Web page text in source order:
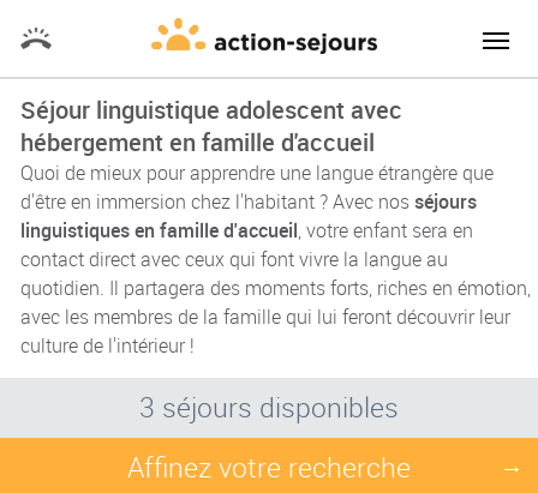
Séjour linguistique adolescent avec
hébergement en famille d'accueil
Quoi de mieux pour apprendre une langue étrangère que
d'être en immersion chez l'habitant ? Avec nosséjours
linguistiques en famille d'accueil, votre enfant sera en
contact direct avec ceux qui font vivre la langue au
quotidien. Il partagera des moments forts, riches en émotion,
avec les membres de la famille qui lui feront découvrir leur
culture de l'intérieur !
3 séjours disponibles
Affinez votre recherche
→